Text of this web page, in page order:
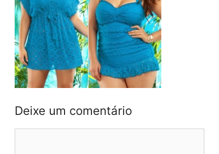
Deixe um comentário